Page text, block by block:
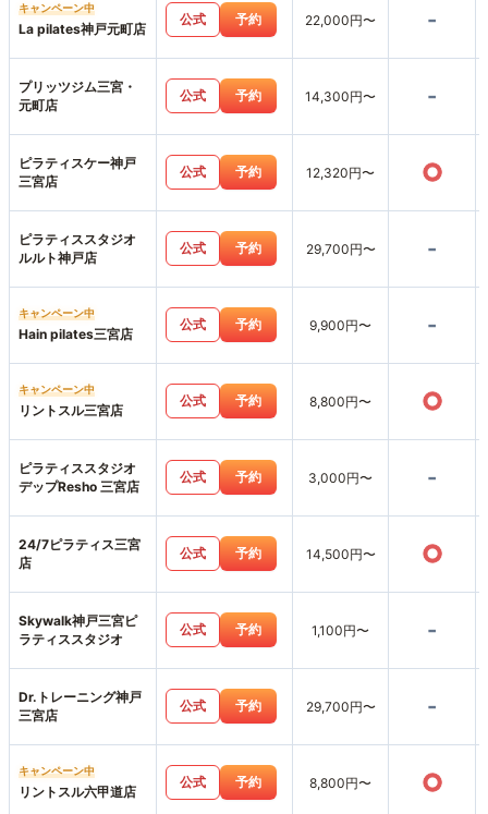
キャンペーン中
La pilates神戸元町店
公式 予約 22,000円〜 -
プリッツジム三宮・
元町店
公式 予約 14,300円〜 -
ピラティスケー神戸
三宮店
公式 予約 12,320円〜 ○
ピラティススタジオ
ルルト神戸店
公式 予約 29,700円〜 -
キャンペーン中
Hain pilates三宮店
公式 予約 9,900円〜 -
キャンペーン中
リントスル三宮店
公式 予約 8,800円〜 ○
ピラティススタジオ
デップResho 三宮店
公式 予約 3,000円〜 -
24/7ピラティス三宮
店
公式 予約 14,500円〜 ○
Skywalk神戸三宮ピ
ラティススタジオ
公式 予約 1,100円〜 -
Dr.トレーニング神戸
三宮店
公式 予約 29,700円〜 -
キャンペーン中
リントスル六甲道店
公式 予約 8,800円〜 ○